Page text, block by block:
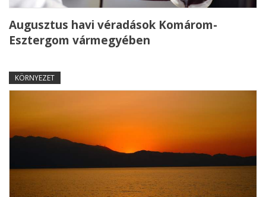
Augusztus havi véradások Komárom-
Esztergom vármegyében
KÖRNYEZET